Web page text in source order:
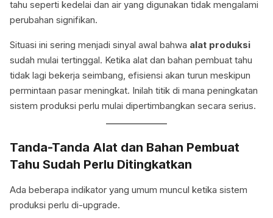
tahu seperti kedelai dan air yang digunakan tidak mengalami
perubahan signifikan.
Situasi ini sering menjadi sinyal awal bahwa alat produksi
sudah mulai tertinggal. Ketika alat dan bahan pembuat tahu
tidak lagi bekerja seimbang, efisiensi akan turun meskipun
permintaan pasar meningkat. Inilah titik di mana peningkatan
sistem produksi perlu mulai dipertimbangkan secara serius.
Tanda-Tanda Alat dan Bahan Pembuat
Tahu Sudah Perlu Ditingkatkan
Ada beberapa indikator yang umum muncul ketika sistem
produksi perlu di-upgrade.